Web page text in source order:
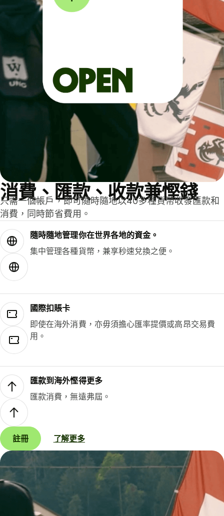
消費、匯款、收款兼慳錢
只需一個帳戶，即可隨時隨地以40多種貨幣收發匯款和
消費，同時節省費用。
隨時隨地管理你在世界各地的資金。
集中管理各種貨幣，兼享秒速兌換之便。
國際扣賬卡
即使在海外消費，亦毋須擔心匯率提價或高昂交易費
用。
匯款到海外慳得更多
匯款消費，無遠弗屆。
註冊 了解更多